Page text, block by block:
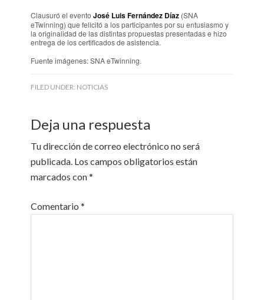
Clausuró el eventoJosé Luis Fernández Díaz (SNA
eTwinning) que felicitó a los participantes por su entusiasmo y
la originalidad de las distintas propuestas presentadas e hizo
entrega de los certificados de asistencia.
Fuente imágenes: SNA eTwinning.
FILED UNDER: NOTICIAS
Deja una respuesta
Tu dirección de correo electrónico no será
publicada. Los campos obligatorios están
marcados con*
Comentario*